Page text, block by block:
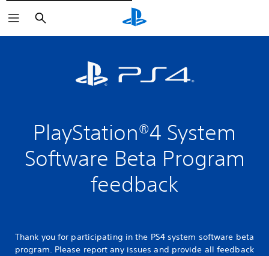
Rechercher
PlayStation®4 System
Software Beta Program
feedback
Thank you for participating in the PS4 system software beta
program. Please report any issues and provide all feedback